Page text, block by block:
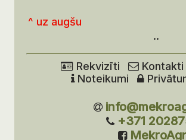
^ uz augšu
..
Rekvizīti Kontakti
Noteikumi
+371